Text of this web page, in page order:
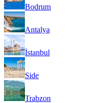
Bodrum
Antalya
İstanbul
Side
Trabzon